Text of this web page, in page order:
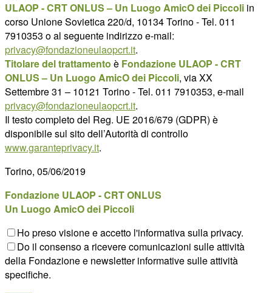
ULAOP - CRT ONLUS – Un Luogo AmicO dei Piccoli in
corso Unione Sovietica 220/d, 10134 Torino - Tel. 011
7910353 o al seguente indirizzo e-mail:
privacy@fondazioneulaopcrt.it.
Titolare del trattamento è Fondazione ULAOP - CRT
ONLUS – Un Luogo AmicO dei Piccoli, via XX
Settembre 31 – 10121 Torino - Tel. 011 7910353, e-mail
privacy@fondazioneulaopcrt.it.
Il testo completo del Reg. UE 2016/679 (GDPR) è
disponibile sul sito dell’Autorità di controllo
www.garanteprivacy.it.
Torino, 05/06/2019
Fondazione ULAOP - CRT ONLUS
Un Luogo AmicO dei Piccoli
Ho preso visione e accetto l'informativa sulla privacy.
Do il consenso a ricevere comunicazioni sulle attività
della Fondazione e newsletter informative sulle attività
specifiche.